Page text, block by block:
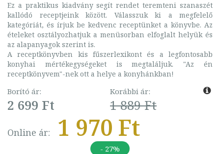
Ez a praktikus kiadvány segít rendet teremteni szanaszét
kallódó receptjeink között. Válasszuk ki a megfelelő
kategóriát, és írjuk be kedvenc receptünket a könyvbe. Az
ételeket osztályozhatjuk a menüsorban elfoglalt helyük és
az alapanyagok szerint is.
A receptkönyvben kis fűszerlexikont és a legfontosabb
konyhai mértékegységeket is megtaláljuk. "Az én
receptkönyvem"-nek ott a helye a konyhánkban!
Borító ár:
2 699 Ft
Korábbi ár:
1 889 Ft
Online ár: 1 970 Ft
- 27%